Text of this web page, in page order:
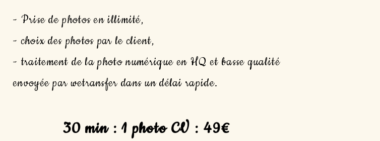
- Prise de photos en illimité,
- choix des photos par le client,
- traitement de la photo numérique en HQ et basse qualité
envoyée par wetransfer dans un délai rapide.
30 min : 1 photo CV : 49€